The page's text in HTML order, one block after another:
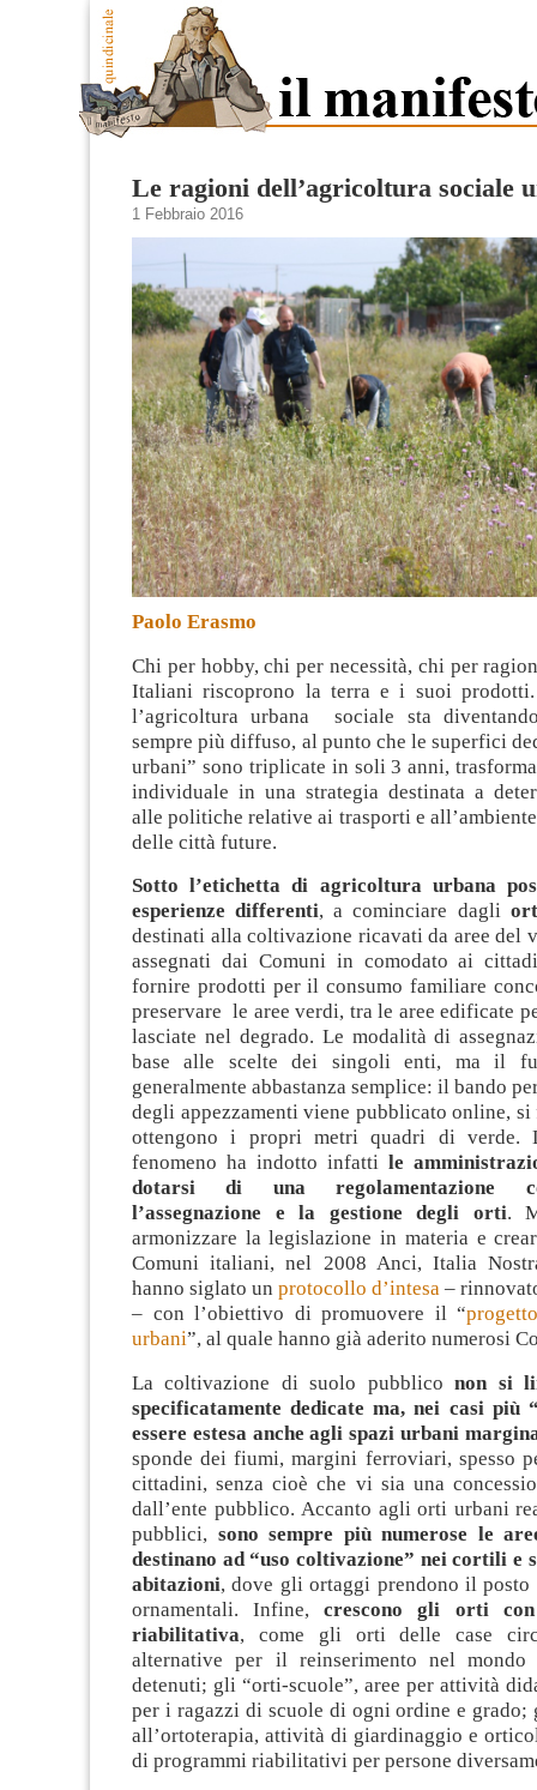
Le ragioni dell’agricoltura sociale
1 Febbraio 2016
Paolo Erasmo
Chi per hobby, chi per necessità, chi per
Italiani riscoprono la terra e i suoi
l’agricoltura urbana sociale sta
sempre più diffuso, al punto che le superfici
urbani” sono triplicate in soli 3 anni,
individuale in una strategia destinata a
alle politiche relative ai trasporti e
delle città future.
Sotto l’etichetta di agricoltura urbana
esperienze differenti, a cominciare dagli
destinati alla coltivazione ricavati da aree del
assegnati dai Comuni in comodato ai
fornire prodotti per il consumo familiare
preservare le aree verdi, tra le aree edificate
lasciate nel degrado. Le modalità di
base alle scelte dei singoli enti, ma il
generalmente abbastanza semplice: il bando
degli appezzamenti viene pubblicato online, si
ottengono i propri metri quadri di verde.
fenomeno ha indotto infatti le
dotarsi di una regolamentazione
l’assegnazione e la gestione degli orti.
armonizzare la legislazione in materia e
Comuni italiani, nel 2008 Anci, Italia
hanno siglato un protocollo d’intesa –
– con l’obiettivo di promuovere il “
urbani”, al quale hanno già aderito numerosi
La coltivazione di suolo pubblico non si
specificatamente dedicate ma, nei casi più
essere estesa anche agli spazi urbani
sponde dei fiumi, margini ferroviari, spesso
cittadini, senza cioè che vi sia una
dall’ente pubblico. Accanto agli orti urbani
pubblici, sono sempre più numerose le
destinano ad “uso coltivazione” nei cortili e
abitazioni, dove gli ortaggi prendono il posto
ornamentali.Infine, crescono gli orti con
riabilitativa, come gli orti delle case
alternative per il reinserimento nel
detenuti; gli “orti-scuole”, aree per attività
per i ragazzi di scuole di ogni ordine e
all’ortoterapia, attività di giardinaggio e
di programmi riabilitativi per persone